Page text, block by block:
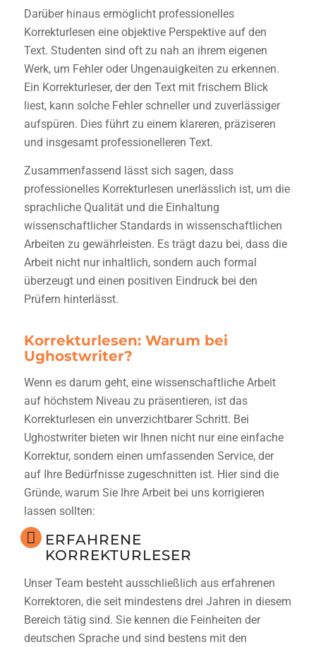
Darüber hinaus ermöglicht professionelles
Korrekturlesen eine objektive Perspektive auf den
Text. Studenten sind oft zu nah an ihrem eigenen
Werk, um Fehler oder Ungenauigkeiten zu erkennen.
Ein Korrekturleser, der den Text mit frischem Blick
liest, kann solche Fehler schneller und zuverlässiger
aufspüren. Dies führt zu einem klareren, präziseren
und insgesamt professionelleren Text.
Zusammenfassend lässt sich sagen, dass
professionelles Korrekturlesen unerlässlich ist, um die
sprachliche Qualität und die Einhaltung
wissenschaftlicher Standards in wissenschaftlichen
Arbeiten zu gewährleisten. Es trägt dazu bei, dass die
Arbeit nicht nur inhaltlich, sondern auch formal
überzeugt und einen positiven Eindruck bei den
Prüfern hinterlässt.
Korrekturlesen: Warum bei
Ughostwriter?
Wenn es darum geht, eine wissenschaftliche Arbeit
auf höchstem Niveau zu präsentieren, ist das
Korrekturlesen ein unverzichtbarer Schritt. Bei
Ughostwriter bieten wir Ihnen nicht nur eine einfache
Korrektur, sondern einen umfassenden Service, der
auf Ihre Bedürfnisse zugeschnitten ist. Hier sind die
Gründe, warum Sie Ihre Arbeit bei uns korrigieren
lassen sollten:
ERFAHRENE
KORREKTURLESER
Unser Team besteht ausschließlich aus erfahrenen
Korrektoren,die seit mindestens drei Jahren in diesem
Bereich tätig sind. Sie kennen die Feinheiten der
deutschen Sprache und sind bestens mit den